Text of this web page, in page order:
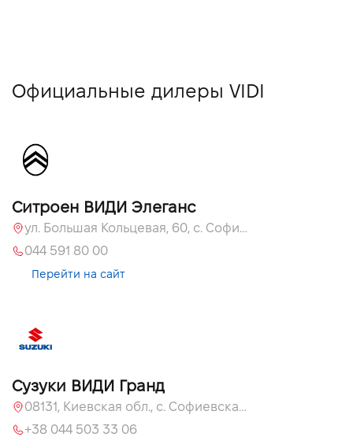
Официальные дилеры VIDI
Ситроен ВИДИ Элеганс
ул. Большая Кольцевая, 60, с. Софиевская Борщаговка, Киевская обл., 08131
044 591 80 00
Перейти на сайт
Сузуки ВИДИ Гранд
08131, Киевская обл., с. Софиевская Борщаговка, ул. Большая Кольцевая, 60
+38 044 503 33 06